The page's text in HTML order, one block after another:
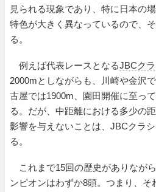
見られる現象であり、特に日本の
特色が大きく異なっているので、
る。
例えば代表レースとなるJBCク
2000mとしながらも、川崎や金沢
古屋では1900m、園田開催に至っ
る。だが、中距離における多少の
影響を与えないことは、JBCクラ
る。
これまで15回の歴史がありなが
ンピオンはわずか8頭。つまり、